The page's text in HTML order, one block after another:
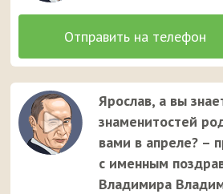
Ярослав, а вы
знаменитостей
вами в апреле? –
с именным
Владимира